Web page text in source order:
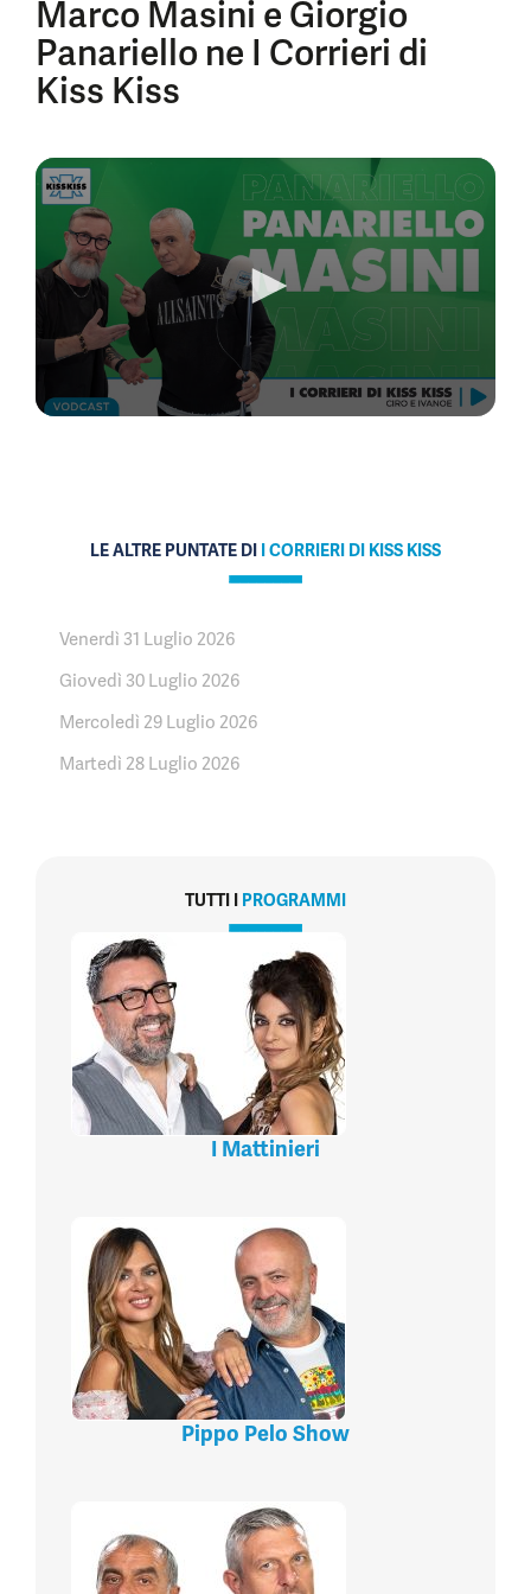
Marco Masini e Giorgio
Panariello ne I Corrieri di
Kiss Kiss
LE ALTRE PUNTATE DI I CORRIERI DI KISS KISS
Venerdì 31 Luglio 2026
Giovedì 30 Luglio 2026
Mercoledì 29 Luglio 2026
Martedì 28 Luglio 2026
TUTTI I PROGRAMMI
I Mattinieri
Pippo Pelo Show